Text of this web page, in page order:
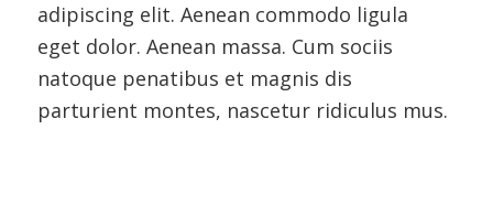
adipiscing elit. Aenean commodo ligula
eget dolor. Aenean massa. Cum sociis
natoque penatibus et magnis dis
parturient montes, nascetur ridiculus mus.